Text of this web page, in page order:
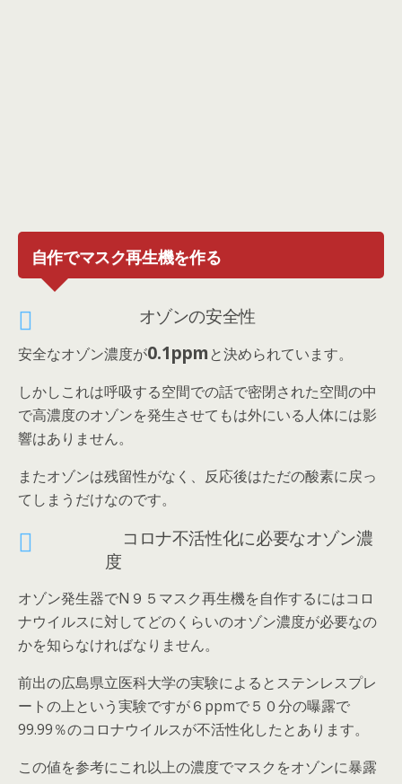
自作でマスク再生機を作る
オゾンの安全性
安全なオゾン濃度が0.1ppmと決められています。
しかしこれは呼吸する空間での話で密閉された空間の中
で高濃度のオゾンを発生させてもは外にいる人体には影
響はありません。
またオゾンは残留性がなく、反応後はただの酸素に戻っ
てしまうだけなのです。
コロナ不活性化に必要なオゾン濃
度
オゾン発生器でN９５マスク再生機を自作するにはコロ
ナウイルスに対してどのくらいのオゾン濃度が必要なの
かを知らなければなりません。
前出の広島県立医科大学の実験によるとステンレスプレ
ートの上という実験ですが６ppmで５０分の曝露で
99.99％のコロナウイルスが不活性化したとあります。
この値を参考にこれ以上の濃度でマスクをオゾンに暴露